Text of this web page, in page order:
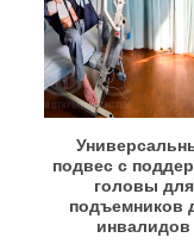
подвес с
головы для
подъемников
инвалидов